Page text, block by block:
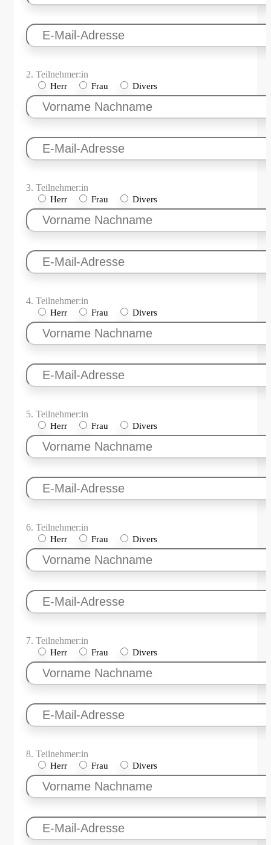
2. Teilnehmer:in
Herr Frau Divers
3. Teilnehmer:in
Herr Frau Divers
4. Teilnehmer:in
Herr Frau Divers
5. Teilnehmer:in
Herr Frau Divers
6. Teilnehmer:in
Herr Frau Divers
7. Teilnehmer:in
Herr Frau Divers
8. Teilnehmer:in
Herr Frau Divers